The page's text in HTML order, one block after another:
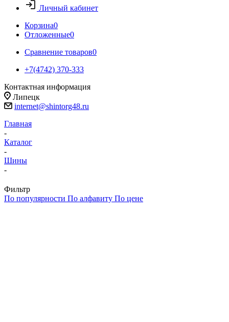
Личный кабинет
Корзина0
Отложенные0
Сравнение товаров0
+7(4742) 370-333
Контактная информация
Липецк
internet@shintorg48.ru
Главная
-
Каталог
-
Шины
-
Фильтр
По популярности По алфавиту По цене